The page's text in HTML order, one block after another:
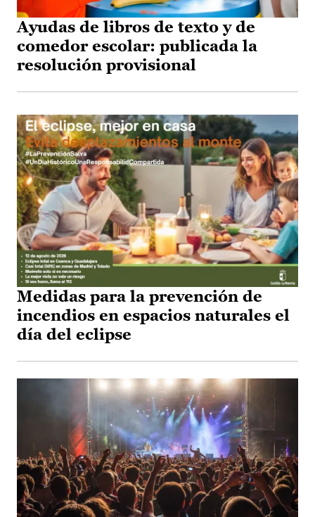
Ayudas de libros de texto y de
comedor escolar: publicada la
resolución provisional
Medidas para la prevención de
incendios en espacios naturales el
día del eclipse